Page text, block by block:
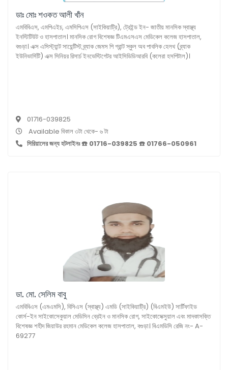
ডাঃ মোঃ শওকত আলী খাঁন
এমবিবিএস, এমপিএইচ, এমসিপিএস (সাইকিয়াট্রি), ট্রেইন্ড ইন- জাতীয় মানসিক স্বাস্থ্য
ইনস্টিটিউট ও হাসপাতাল। মানসিক রোগ বিশেষজ্ঞ টিএমএসএস মেডিকেল কলেজ হাসপাতাল,
বগুড়া। এক্স এসিস্ট্যান্ট সায়েন্টিস্ট ব্র্যাক জেমস পি গ্রান্ট স্কুল অব পাবলিক হেলথ (ব্র্যাক
ইউনিভার্সিটি) এক্স সিনিয়র রিসার্চ ইনভেস্টিগেটর আইসিডিডিআরবি (কলেরা হসপিটাল)।
01716-039825
Available বিকাল ৩টা থেকে- ৬ টা
সিরিয়ালের জন্য হটলাইনঃ ☎️ 01716-039825 ☎️ 01766-050961
ডা. মো. সেলিম বাবু
এমবিবিএস (এমএমসি), বিসিএস (স্বাস্থ্য) এমডি (সাইকিয়াট্রি) (বিএমইউ) সার্টিফাইড
কোর্স-ইন সাইকোসেকুয়াল মেডিসিন ব্রেইন ও মানসিক রোগ, সাইকোসেক্সুয়াল এবং মাদকাসক্তি
বিশেষজ্ঞ শহীদ জিয়াউর রহমান মেডিকেল কলেজ হাসপাতাল, বগুড়া। বিএমডিসি রেজি নং- A-
69277